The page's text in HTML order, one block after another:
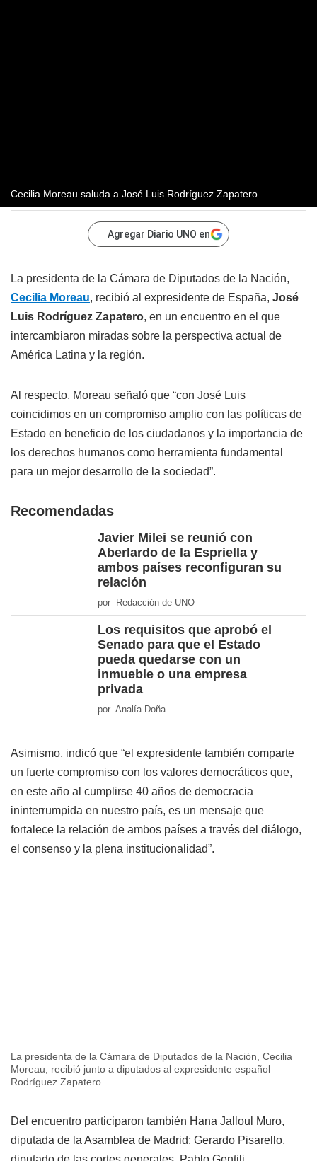
Cecilia Moreau saluda a José Luis Rodríguez Zapatero.
Agregar Diario UNO en
La presidenta de la Cámara de Diputados de la Nación,
Cecilia Moreau, recibió al expresidente de España, José
Luis Rodríguez Zapatero, en un encuentro en el que
intercambiaron miradas sobre la perspectiva actual de
América Latina y la región.
Al respecto, Moreau señaló que “con José Luis
coincidimos en un compromiso amplio con las políticas de
Estado en beneficio de los ciudadanos y la importancia de
los derechos humanos como herramienta fundamental
para un mejor desarrollo de la sociedad”.
Recomendadas
Javier Milei se reunió con
Aberlardo de la Espriella y
ambos países reconfiguran su
relación
por Redacción de UNO
Los requisitos que aprobó el
Senado para que el Estado
pueda quedarse con un
inmueble o una empresa
privada
por Analía Doña
Asimismo, indicó que “el expresidente también comparte
un fuerte compromiso con los valores democráticos que,
en este año al cumplirse 40 años de democracia
ininterrumpida en nuestro país, es un mensaje que
fortalece la relación de ambos países a través del diálogo,
el consenso y la plena institucionalidad”.
La presidenta de la Cámara de Diputados de la Nación, Cecilia
Moreau, recibió junto a diputados al expresidente español
Rodríguez Zapatero.
Del encuentro participaron también Hana Jalloul Muro,
diputada de la Asamblea de Madrid; Gerardo Pisarello,